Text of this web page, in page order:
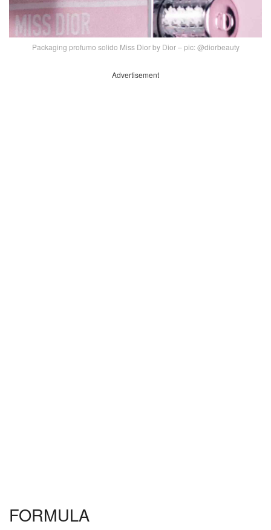
Packaging profumo solido Miss Dior by Dior – pic: @diorbeauty
Advertisement
FORMULA